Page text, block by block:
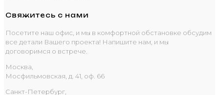
Свяжитесь с нами
Посетите наш офис, и мы в комфортной обстановке обсудим
все детали Вашего проекта! Напишите нам, и мы
договоримся о встрече.
Москва,
Мосфильмовская, д. 41, оф. 66
Санкт-Петербург,